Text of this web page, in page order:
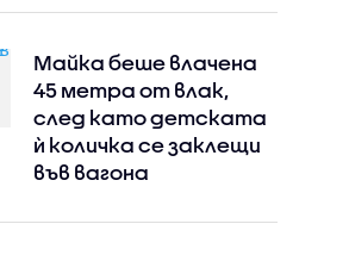
Майка беше влачена
45 метра от влак,
след като детската
ѝ количка се заклещи
във вагона